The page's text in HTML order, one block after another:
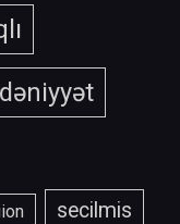
secilmis